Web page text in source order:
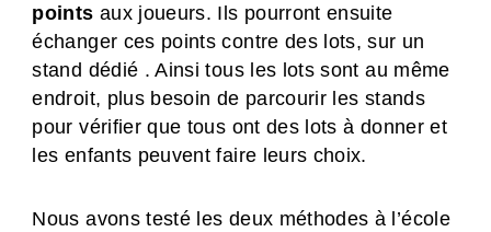
points aux joueurs. Ils pourront ensuite
échanger ces points contre des lots, sur un
stand dédié . Ainsi tous les lots sont au même
endroit, plus besoin de parcourir les stands
pour vérifier que tous ont des lots à donner et
les enfants peuvent faire leurs choix.
Nous avons testé les deux méthodes à l’école